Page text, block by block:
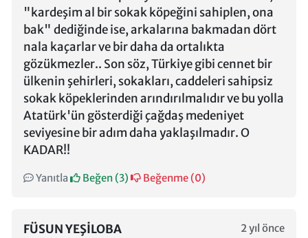
"kardeşim al bir sokak köpeğini sahiplen, ona
bak" dediğinde ise, arkalarına bakmadan dört
nala kaçarlar ve bir daha da ortalıkta
gözükmezler.. Son söz, Türkiye gibi cennet bir
ülkenin şehirleri, sokakları, caddeleri sahipsiz
sokak köpeklerinden arındırılmalıdır ve bu yolla
Atatürk'ün gösterdiği çağdaş medeniyet
seviyesine bir adım daha yaklaşılmadır. O
KADAR!!
Yanıtla Beğen (3) Beğenme (0)
FÜSUN YEŞILOBA 2 yıl önce